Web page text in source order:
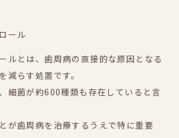
ール
ルとは、歯周病の直接的な原因となる
減らす処置です。
細菌が約600種類も存在していると言
が歯周病を治療するうえで特に重要